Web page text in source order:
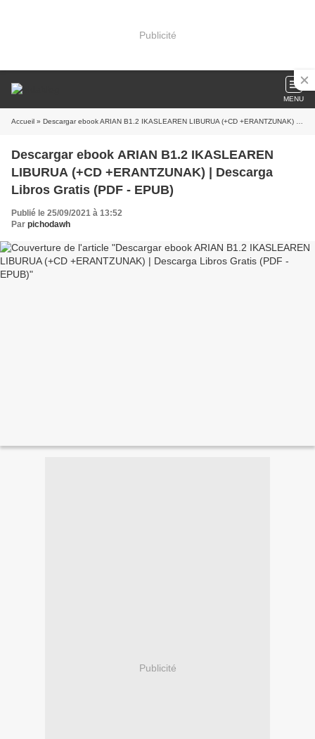
Publicité
MENU
Accueil » Descargar ebook ARIAN B1.2 IKASLEAREN LIBURUA (+CD +ERANTZUNAK) | Descarga Libros Gratis (PDF - EPUB)
Descargar ebook ARIAN B1.2 IKASLEAREN
LIBURUA (+CD +ERANTZUNAK) | Descarga
Libros Gratis (PDF - EPUB)
Publié le 25/09/2021 à 13:52
Par pichodawh
Publicité